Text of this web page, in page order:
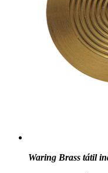
Waring Brass tátil